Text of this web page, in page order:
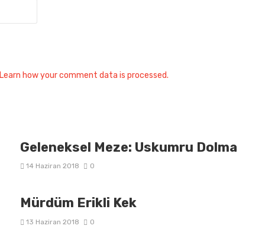
Learn how your comment data is processed.
Geleneksel Meze: Uskumru Dolma
14 Haziran 2018 0
Mürdüm Erikli Kek
13 Haziran 2018 0